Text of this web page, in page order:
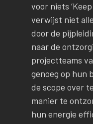
voor niets
verwijst niet
door de
naar de
projectteams
genoeg op hun
de scope over
manier te
hun energie